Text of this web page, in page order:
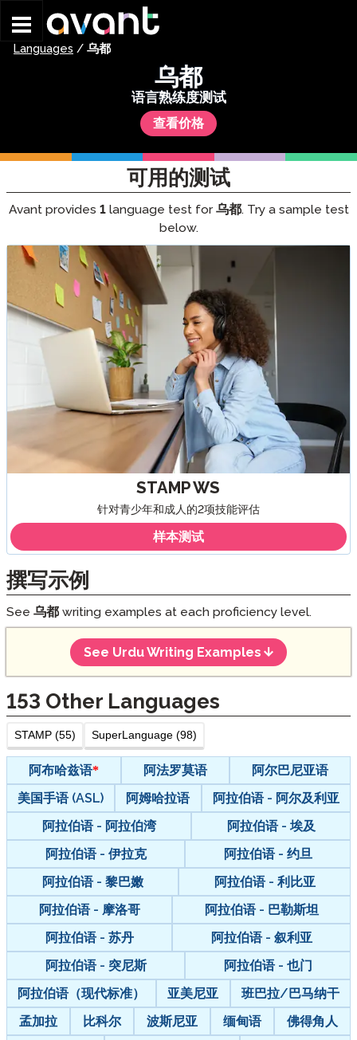
Languages / 乌都
乌都
语言熟练度测试
查看价格
可用的测试
Avant provides 1language test for 乌都. Try a sample test
below.
STAMP WS
针对青少年和成人的2项技能评估
样本测试
撰写示例
See 乌都 writing examples at each proficiency level.
See Urdu Writing Examples
153 Other Languages
STAMP (55) SuperLanguage (98)
阿布哈兹语 阿法罗莫语
阿尔巴尼亚语
美国手语 (ASL)
阿姆哈拉语
阿拉伯语 - 阿尔及利亚
阿拉伯语 - 阿拉伯湾
阿拉伯语 - 埃及
阿拉伯语 - 伊拉克
阿拉伯语 - 约旦
阿拉伯语 - 黎巴嫩
阿拉伯语 - 利比亚
阿拉伯语 - 摩洛哥
阿拉伯语 - 巴勒斯坦
阿拉伯语 - 苏丹
阿拉伯语 - 叙利亚
阿拉伯语 - 突尼斯
阿拉伯语 - 也门
阿拉伯语（现代标准）
亚美尼亚
班巴拉/巴马纳干
孟加拉
比科尔 波斯尼亚 缅甸语
佛得角人